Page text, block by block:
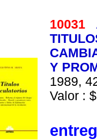
10031
Y
1989,
Valor :